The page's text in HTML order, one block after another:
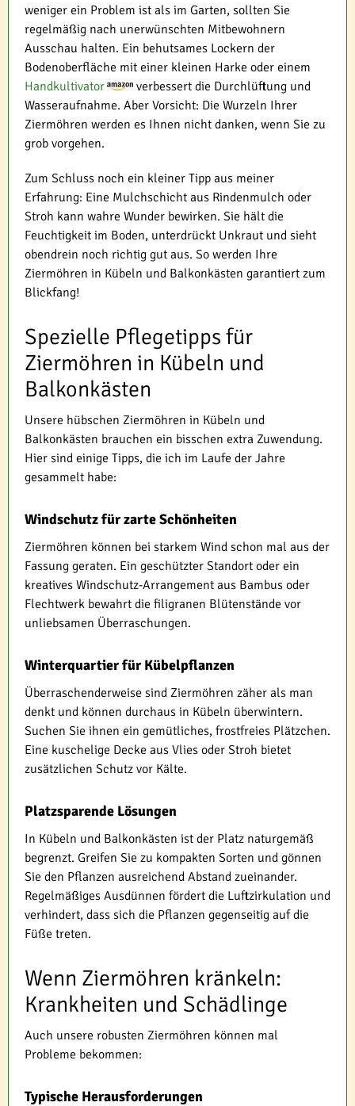
weniger ein Problem ist als im Garten, sollten Sie
regelmäßig nach unerwünschten Mitbewohnern
Ausschau halten. Ein behutsames Lockern der
Bodenoberfläche mit einer kleinen Harke oder einem
Handkultivator
verbessert die Durchlüftung und
Wasseraufnahme. Aber Vorsicht: Die Wurzeln Ihrer
Ziermöhren werden es Ihnen nicht danken, wenn Sie zu
grob vorgehen.
Zum Schluss noch ein kleiner Tipp aus meiner
Erfahrung: Eine Mulchschicht aus Rindenmulch oder
Stroh kann wahre Wunder bewirken. Sie hält die
Feuchtigkeit im Boden, unterdrückt Unkraut und sieht
obendrein noch richtig gut aus. So werden Ihre
Ziermöhren in Kübeln und Balkonkästen garantiert zum
Blickfang!
Spezielle Pflegetipps für
Ziermöhren in Kübeln und
Balkonkästen
Unsere hübschen Ziermöhren in Kübeln und
Balkonkästen brauchen ein bisschen extra Zuwendung.
Hier sind einige Tipps, die ich im Laufe der Jahre
gesammelt habe:
Windschutz für zarte Schönheiten
Ziermöhren können bei starkem Wind schon mal aus der
Fassung geraten. Ein geschützter Standort oder ein
kreatives Windschutz-Arrangement aus Bambus oder
Flechtwerk bewahrt die filigranen Blütenstände vor
unliebsamen Überraschungen.
Winterquartier für Kübelpflanzen
Überraschenderweise sind Ziermöhren zäher als man
denkt und können durchaus in Kübeln überwintern.
Suchen Sie ihnen ein gemütliches, frostfreies Plätzchen.
Eine kuschelige Decke aus Vlies oder Stroh bietet
zusätzlichen Schutz vor Kälte.
Platzsparende Lösungen
In Kübeln und Balkonkästen ist der Platz naturgemäß
begrenzt. Greifen Sie zu kompakten Sorten und gönnen
Sie den Pflanzen ausreichend Abstand zueinander.
Regelmäßiges Ausdünnen fördert die Luftzirkulation und
verhindert, dass sich die Pflanzen gegenseitig auf die
Füße treten.
Wenn Ziermöhren kränkeln:
Krankheiten und Schädlinge
Auch unsere robusten Ziermöhren können mal
Probleme bekommen:
Typische Herausforderungen